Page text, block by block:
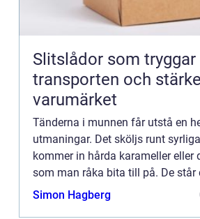
Slitslådor som tryggar
transporten och
varumärket
Tänderna i munnen får utstå en
utmaningar. Det sköljs runt
kommer in hårda karameller eller
som man råka bita till på. De står
kämpar tapper...
Simon Hagberg